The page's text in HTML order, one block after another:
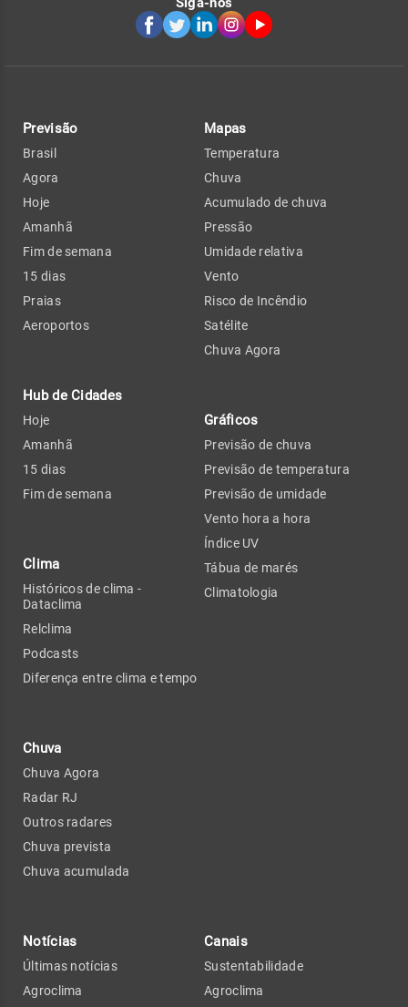
Previsão
Brasil
Agora
Hoje
Amanhã
Fim de semana
15 dias
Praias
Aeroportos
Hub de Cidades
Hoje
Amanhã
15 dias
Fim de semana
Clima
Históricos de clima -
Dataclima
Relclima
Podcasts
Diferença entre clima e tempo
Chuva
Chuva Agora
Radar RJ
Outros radares
Chuva prevista
Chuva acumulada
Mapas
Temperatura
Chuva
Acumulado de chuva
Pressão
Umidade relativa
Vento
Risco de Incêndio
Satélite
Chuva Agora
Gráficos
Previsão de chuva
Previsão de temperatura
Previsão de umidade
Vento hora a hora
Índice UV
Tábua de marés
Climatologia
Notícias
Últimas notícias
Agroclima
Canais
Sustentabilidade
Agroclima